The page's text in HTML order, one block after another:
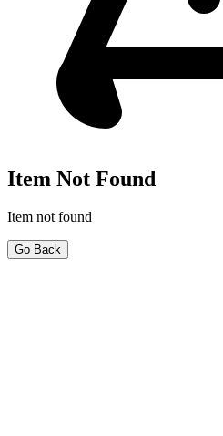
Item Not Found
Item not found
Go Back